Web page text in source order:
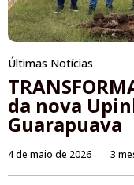
Últimas Notícias
da nova
Guarapuava
4 de maio de 2026 3